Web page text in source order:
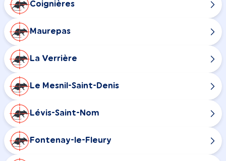
Coignières
Maurepas
La Verrière
Le Mesnil-Saint-Denis
Lévis-Saint-Nom
Fontenay-le-Fleury